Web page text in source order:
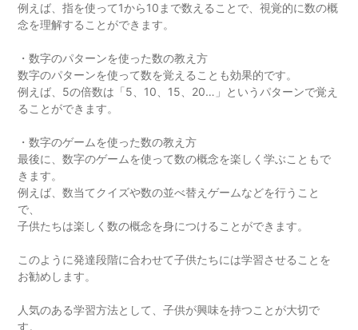
例えば、指を使って1から10まで数えることで、視覚的に数の概
念を理解することができます。
・数字のパターンを使った数の教え方
数字のパターンを使って数を覚えることも効果的です。
例えば、5の倍数は「5、10、15、20…」というパターンで覚え
ることができます。
・数字のゲームを使った数の教え方
最後に、数字のゲームを使って数の概念を楽しく学ぶこともで
きます。
例えば、数当てクイズや数の並べ替えゲームなどを行うこと
で、
子供たちは楽しく数の概念を身につけることができます。
このように発達段階に合わせて子供たちには学習させることを
お勧めします。
人気のある学習方法として、子供が興味を持つことが大切で
す。